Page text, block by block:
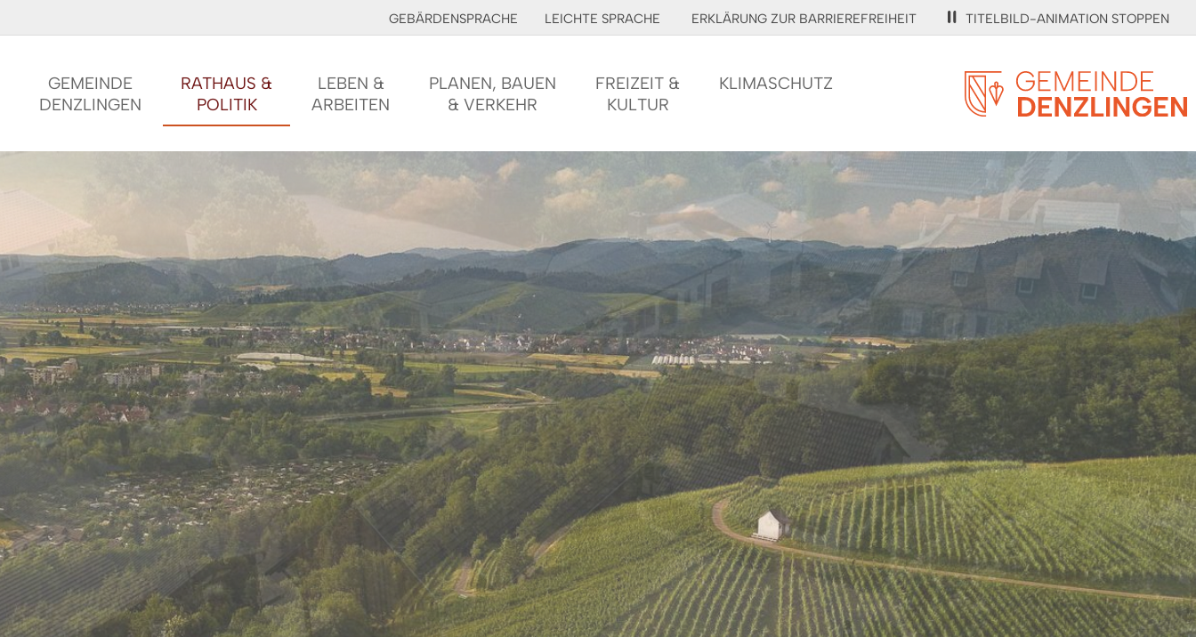
GEBÄRDENSPRACHE LEICHTE SPRACHE ERKLÄRUNG ZUR BARRIEREFREIHEIT TITELBILD-ANIMATION STOPPEN
GEMEINDE
DENZLINGEN
RATHAUS &
POLITIK
LEBEN &
ARBEITEN
PLANEN, BAUEN
& VERKEHR
FREIZEIT &
KULTUR
KLIMASCHUTZ